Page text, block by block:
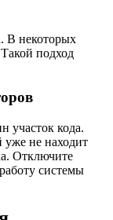
В некоторых
подход
участок кода.
не находит
Отключите
системы